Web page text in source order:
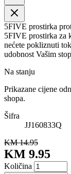
5FIVE prostirka
5FIVE prostirka za
nećete pokliznuti
udobnost Vašim
Na stanju
Prikazane cijene
shopa.
Šifra
JJ160833Q
KM 14.95
KM 9.95
Količina